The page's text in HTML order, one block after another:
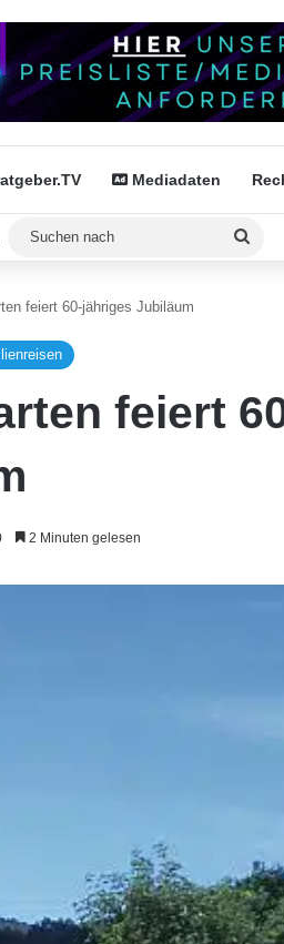
Mediadaten
Skin umschalten
feiert 60-jähriges Jubiläum
feiert
2 Minuten gelesen